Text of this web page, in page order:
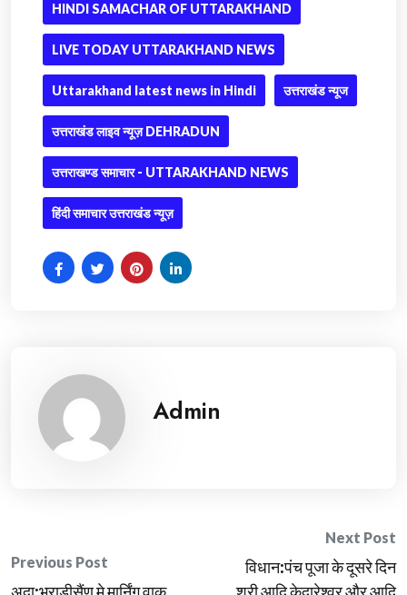
HINDI SAMACHAR OF UTTARAKHAND
LIVE TODAY UTTARAKHAND NEWS
Uttarakhand latest news in Hindi उत्तराखंड न्यूज
उत्तराखंड लाइव न्यूज़ DEHRADUN
उत्तराखण्ड समाचार - UTTARAKHAND NEWS
हिंदी समाचार उत्तराखंड न्यूज़
Admin
Post
Previous Post
Next Post
विधान:पंच पूजा के‌ दूसरे दिन